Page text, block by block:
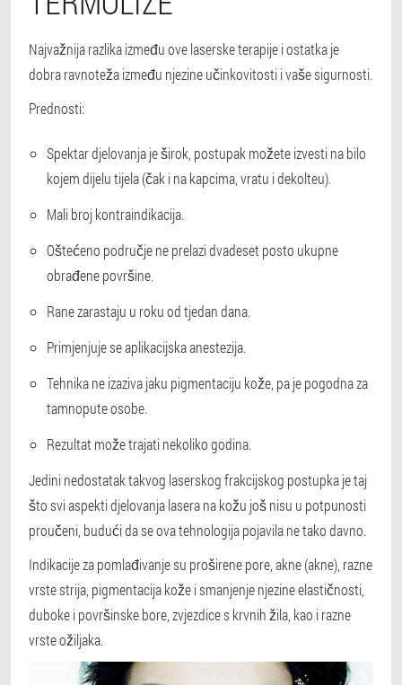
Najvažnija razlika između ove laserske terapije i ostatka je
dobra ravnoteža između njezine učinkovitosti i vaše sigurnosti.
Prednosti:
Spektar djelovanja je širok, postupak možete izvesti na bilo
kojem dijelu tijela (čak i na kapcima, vratu i dekolteu).
Mali broj kontraindikacija.
Oštećeno područje ne prelazi dvadeset posto ukupne
obrađene površine.
Rane zarastaju u roku od tjedan dana.
Primjenjuje se aplikacijska anestezija.
Tehnika ne izaziva jaku pigmentaciju kože, pa je pogodna za
tamnopute osobe.
Rezultat može trajati nekoliko godina.
Jedini nedostatak takvog laserskog frakcijskog postupka je taj
što svi aspekti djelovanja lasera na kožu još nisu u potpunosti
proučeni, budući da se ova tehnologija pojavila ne tako davno.
Indikacije za pomlađivanje su proširene pore, akne (akne), razne
vrste strija, pigmentacija kože i smanjenje njezine elastičnosti,
duboke i površinske bore, zvjezdice s krvnih žila, kao i razne
vrste ožiljaka.